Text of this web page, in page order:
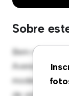
Sobre
Bem-vindo ao
Avenida
moderno